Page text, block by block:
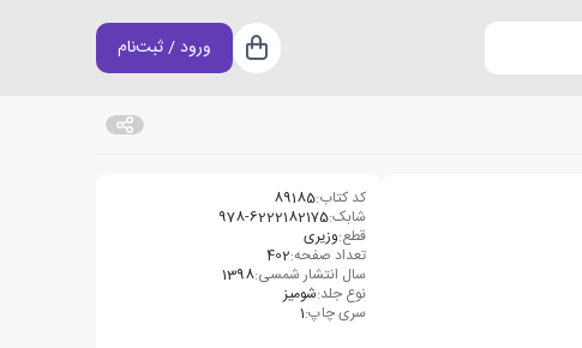
سبد خرید
ورود / ثبت‌نام
کد کتاب:89185
شابک:978-6222182175
قطع:وزیری
تعداد صفحه:402
سال انتشار شمسی:1398
نوع جلد:شومیز
سری چاپ:1